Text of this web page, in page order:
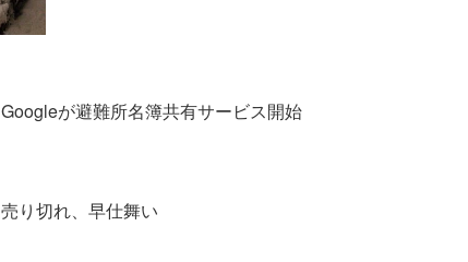
Googleが避難所名簿共有サービス開始
売り切れ、早仕舞い